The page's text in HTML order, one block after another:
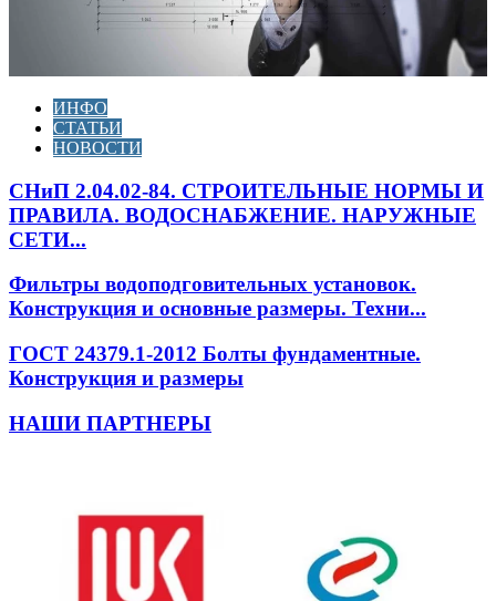
ИНФО
СТАТЬИ
НОВОСТИ
СНиП 2.04.02-84. СТРОИТЕЛЬНЫЕ НОРМЫ И
ПРАВИЛА. ВОДОСНАБЖЕНИЕ. НАРУЖНЫЕ
СЕТИ...
Фильтры водоподговительных установок.
Конструкция и основные размеры. Техни...
ГОСТ 24379.1-2012 Болты фундаментные.
Конструкция и размеры
НАШИ ПАРТНЕРЫ